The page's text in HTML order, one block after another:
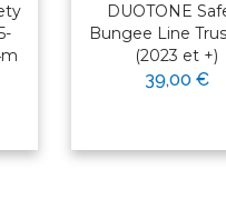
DUOTONE
Bungee Line
(2023 et +)
39,00 €